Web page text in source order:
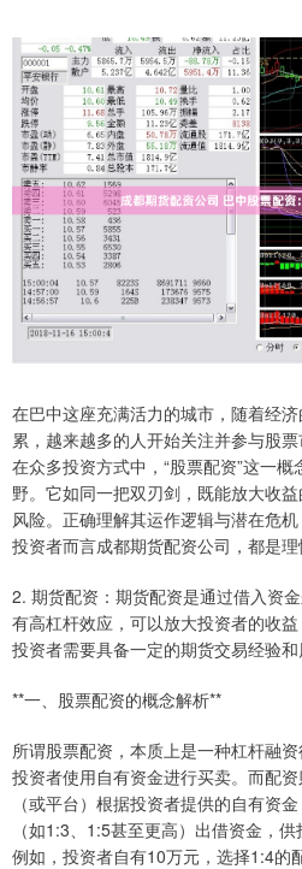
在巴中这座充满活力的城市，随着经
累，越来越多的人开始关注并参与股
在众多投资方式中，“股票配资”这一
野。它如同一把双刃剑，既能放大收
风险。正确理解其运作逻辑与潜在危
投资者而言成都期货配资公司，都是理
2. 期货配资：期货配资是通过借入资
有高杠杆效应，可以放大投资者的收益
投资者需要具备一定的期货交易经验和
**一、股票配资的概念解析**
所谓股票配资，本质上是一种杠杆融
投资者使用自有资金进行买卖。而配
（或平台）根据投资者提供的自有资
（如1:3、1:5甚至更高）出借资金，
例如，投资者自有10万元，选择1:4的